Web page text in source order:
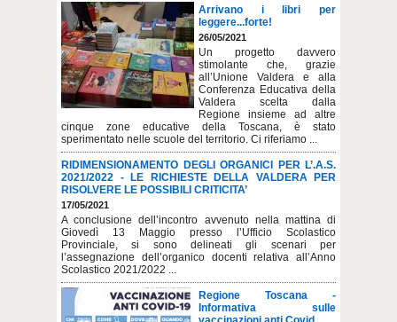
Arrivano i libri per
leggere...forte!
26/05/2021
Un progetto davvero
stimolante che, grazie
all’Unione Valdera e alla
Conferenza Educativa della
Valdera scelta dalla
Regione insieme ad altre
cinque zone educative della Toscana, è stato
sperimentato nelle scuole del territorio. Ci riferiamo ...
RIDIMENSIONAMENTO DEGLI ORGANICI PER L’.A.S.
2021/2022 - LE RICHIESTE DELLA VALDERA PER
RISOLVERE LE POSSIBILI CRITICITA’
17/05/2021
A conclusione dell’incontro avvenuto nella mattina di
Giovedì 13 Maggio presso l’Ufficio Scolastico
Provinciale, si sono delineati gli scenari per
l’assegnazione dell’organico docenti relativa all’Anno
Scolastico 2021/2022 ...
Regione Toscana -
Informativa sulle